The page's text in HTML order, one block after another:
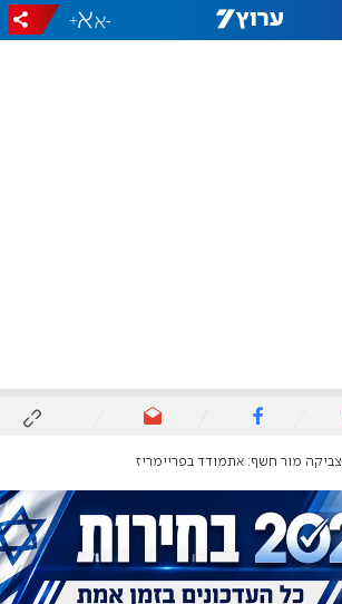
-
+
צביקה מור חשף: אתמודד בפריימריז